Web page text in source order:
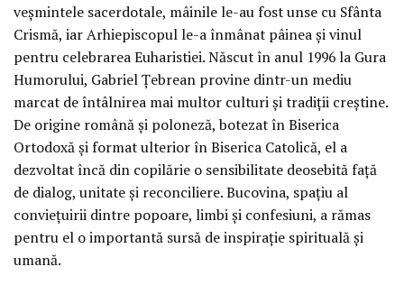
veșmintele sacerdotale, mâinile le-au fost unse cu Sfânta
Crismă, iar Arhiepiscopul le-a înmânat pâinea și vinul
pentru celebrarea Euharistiei. Născut în anul 1996 la Gura
Humorului, Gabriel Țebrean provine dintr-un mediu
marcat de întâlnirea mai multor culturi și tradiții creștine.
De origine română și poloneză, botezat în Biserica
Ortodoxă și format ulterior în Biserica Catolică, el a
dezvoltat încă din copilărie o sensibilitate deosebită față
de dialog, unitate și reconciliere. Bucovina, spațiu al
conviețuirii dintre popoare, limbi și confesiuni, a rămas
pentru el o importantă sursă de inspirație spirituală și
umană.